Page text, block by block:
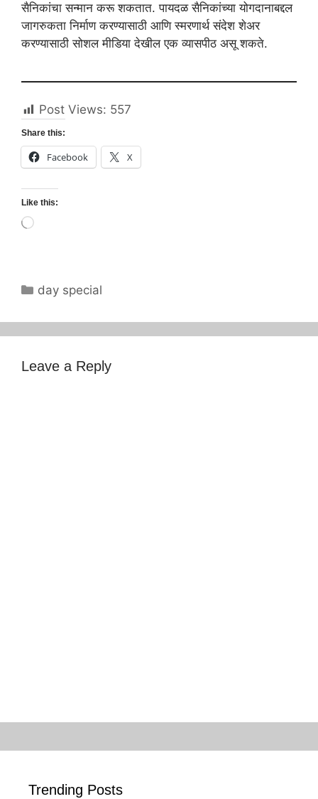
सैनिकांचा सन्मान करू शकतात. पायदळ सैनिकांच्या योगदानाबद्दल
जागरुकता निर्माण करण्यासाठी आणि स्मरणार्थ संदेश शेअर
करण्यासाठी सोशल मीडिया देखील एक व्यासपीठ असू शकते.
Post Views: 557
Share this:
Facebook X
Like this:
Loading…
Categories
day special
Leave a Reply
Trending Posts